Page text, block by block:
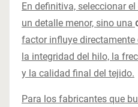
En definitiva, seleccionar
un detalle menor, sino una
factor influye directamente
la integridad del hilo, la
y la calidad final del tejido.
Para los fabricantes que